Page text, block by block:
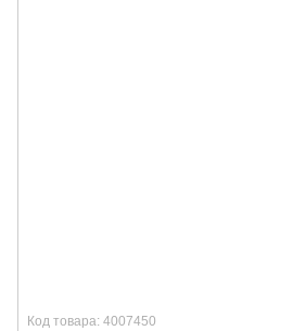
Код товара: 4007450